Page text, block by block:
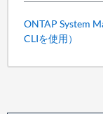
ONTAP System
CLIを使用）